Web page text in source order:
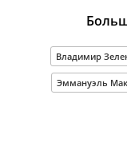
Владимир
Эммануэль